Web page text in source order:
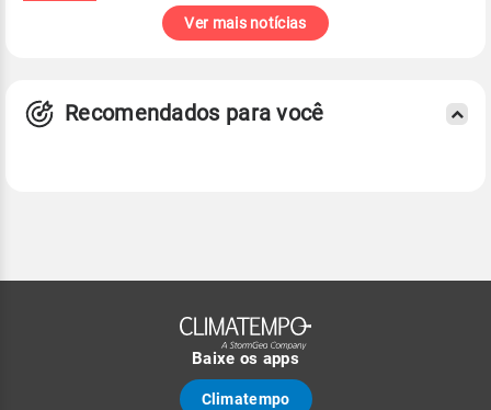
Ver mais notícias
Recomendados para você
Baixe os apps
Climatempo